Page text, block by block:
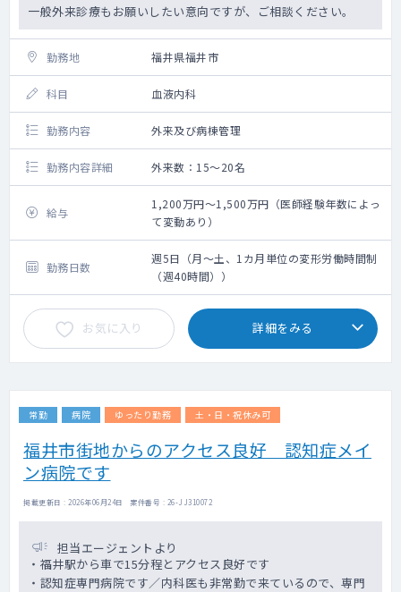
一般外来診療もお願いしたい意向ですが、ご相談ください。
勤務地 福井県福井市
科目 血液内科
勤務内容 外来及び病棟管理
勤務内容詳細 外来数：15～20名
給与
1,200万円～1,500万円（医師経験年数によっ
て変動あり）
勤務日数
週5日（月～土、1カ月単位の変形労働時間制
（週40時間））
お気に入り 詳細をみる
常勤 病院 ゆったり勤務 土・日・祝休み可
福井市街地からのアクセス良好 認知症メイ
ン病院です
掲載更新日 : 2026年06月24日 案件番号 : 26-JJ310072
担当エージェントより
・福井駅から車で15分程とアクセス良好です
・認知症専門病院です／内科医も非常勤で来ているので、専門